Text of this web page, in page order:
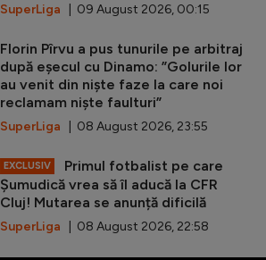
SuperLiga | 09 August 2026, 00:15
Florin Pîrvu a pus tunurile pe arbitraj
după eșecul cu Dinamo: ”Golurile lor
au venit din niște faze la care noi
reclamam niște faulturi”
SuperLiga | 08 August 2026, 23:55
EXCLUSIV
Primul fotbalist pe care
Șumudică vrea să îl aducă la CFR
Cluj! Mutarea se anunță dificilă
SuperLiga | 08 August 2026, 22:58